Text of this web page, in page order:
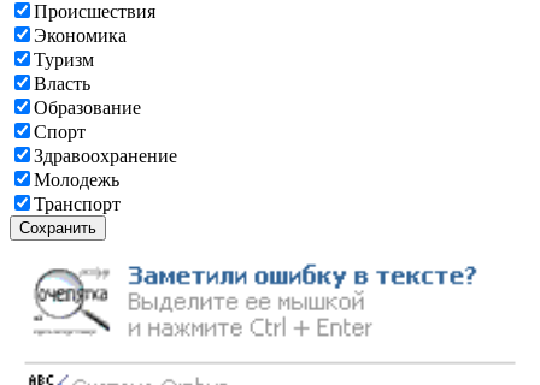
Происшествия
Экономика
Туризм
Власть
Образование
Спорт
Здравоохранение
Молодежь
Транспорт
Сохранить